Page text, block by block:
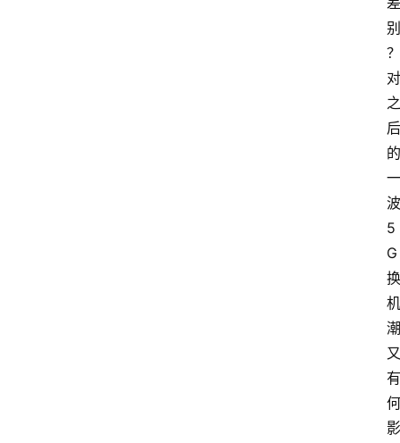
别
？
对
之
后
的
一
波
5
G
换
机
潮
又
有
何
影